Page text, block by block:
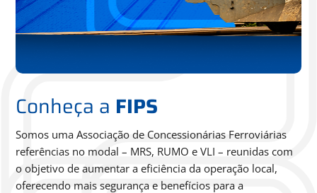
Conheça a FIPS
Somos uma Associação de Concessionárias Ferroviárias
referências no modal – MRS, RUMO e VLI – reunidas com
o objetivo de aumentar a eficiência da operação local,
oferecendo mais segurança e benefícios para a